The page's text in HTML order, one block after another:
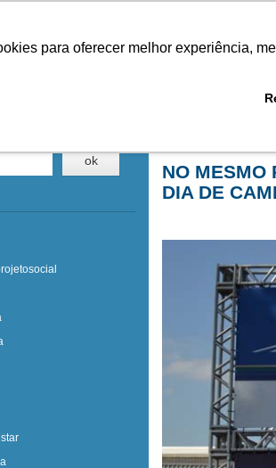
para oferecer melhor experiência,
ok
NO MESMO
DIA DE